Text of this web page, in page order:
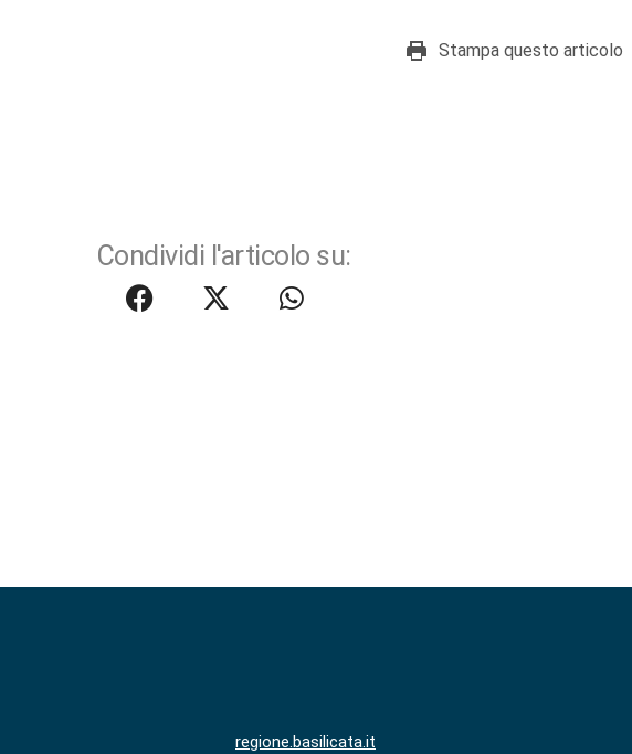
Stampa questo articolo
Condividi l'articolo su:
regione.basilicata.it